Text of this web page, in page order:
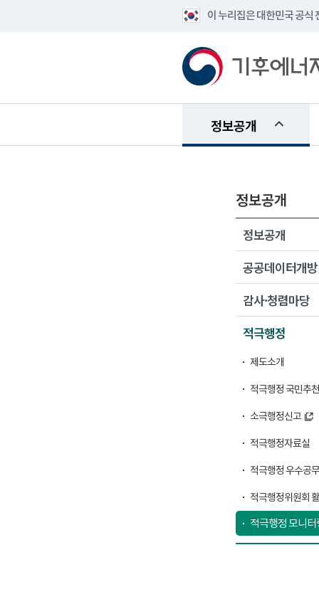
이 누리집은 대한민국 공식
정보공개
정보공개
정보공개
공공데이터개방
감사·청렴마당
적극행정
제도소개
적극행정 국민추천
소극행정신고
적극행정자료실
적극행정 우수공
적극행정위원회
적극행정 모니터